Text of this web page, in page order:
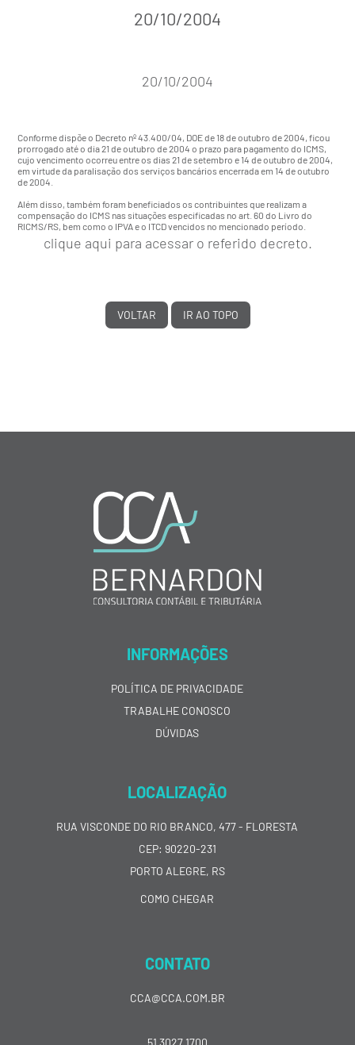
20/10/2004
20/10/2004
Conforme dispõe o Decreto nº 43.400/04, DOE de 18 de outubro de 2004, ficou
prorrogado até o dia 21 de outubro de 2004 o prazo para pagamento do ICMS,
cujo vencimento ocorreu entre os dias 21 de setembro e 14 de outubro de 2004,
em virtude da paralisação dos serviços bancários encerrada em 14 de outubro
de 2004.
Além disso, também foram beneficiados os contribuintes que realizam a
compensação do ICMS nas situações especificadas no art. 60 do Livro do
RICMS/RS, bem como o IPVA e o ITCD vencidos no mencionado período.
clique aqui para acessar o referido decreto.
VOLTAR IR AO TOPO
INFORMAÇÕES
POLÍTICA DE PRIVACIDADE
TRABALHE CONOSCO
DÚVIDAS
LOCALIZAÇÃO
RUA VISCONDE DO RIO BRANCO, 477 - FLORESTA
CEP: 90220-231
PORTO ALEGRE, RS
COMO CHEGAR
CONTATO
CCA@CCA.COM.BR
51 3027 1700